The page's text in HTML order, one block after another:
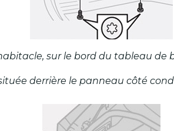
sur le bord du tableau de
derrière le panneau côté